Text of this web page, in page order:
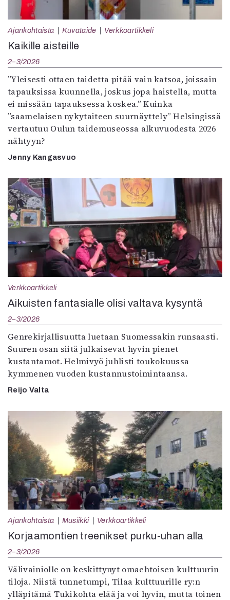
Ajankohtaista Kuvataide Verkkoartikkeli
Kaikille aisteille
2–3/2026
”Yleisesti ottaen taidetta pitää vain katsoa, joissain
tapauksissa kuunnella, joskus jopa haistella, mutta
ei missään tapauksessa koskea.” Kuinka
”saamelaisen nykytaiteen suurnäyttely” Helsingissä
vertautuu Oulun taidemuseossa alkuvuodesta 2026
nähtyyn?
Jenny Kangasvuo
Verkkoartikkeli
Aikuisten fantasialle olisi valtava kysyntä
2–3/2026
Genrekirjallisuutta luetaan Suomessakin runsaasti.
Suuren osan siitä julkaisevat hyvin pienet
kustantamot. Helmivyö juhlisti toukokuussa
kymmenen vuoden kustannustoimintaansa.
Reijo Valta
Ajankohtaista Musiikki Verkkoartikkeli
Korjaamontien treenikset purku-uhan alla
2–3/2026
Välivainiolle on keskittynyt omaehtoisen kulttuurin
tiloja. Niistä tunnetumpi, Tilaa kulttuurille ry:n
ylläpitämä Tukikohta elää ja voi hyvin, mutta toinen